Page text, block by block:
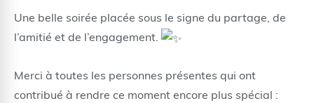
Une belle soirée placée sous le signe du partage, de
l’amitié et de l’engagement.
Merci à toutes les personnes présentes qui ont
contribué à rendre ce moment encore plus spécial :